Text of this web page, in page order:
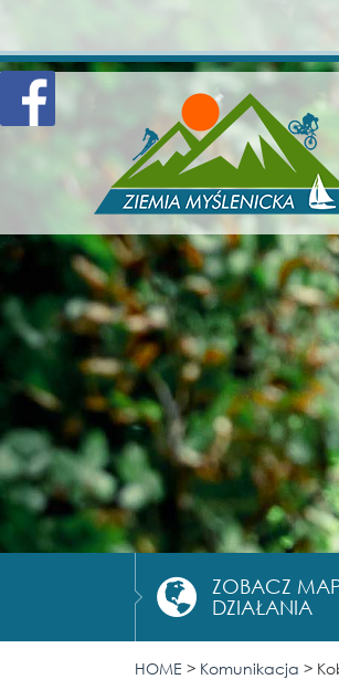
ZOBACZ
DZIAŁANIA
HOME > Komunikacja >